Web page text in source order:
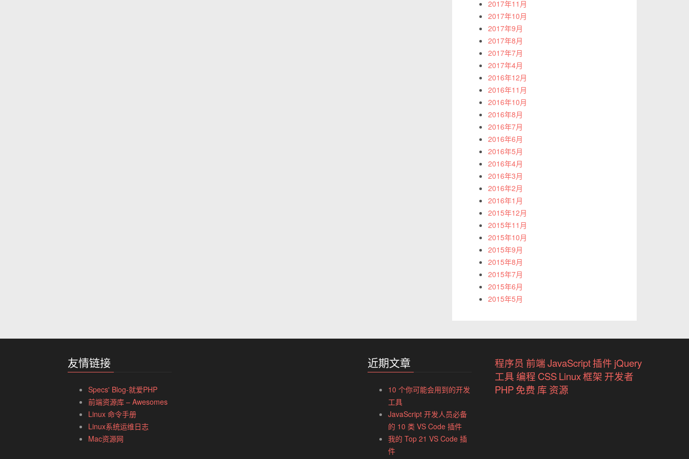
2017年11月
2017年10月
2017年9月
2017年8月
2017年7月
2017年4月
2016年12月
2016年11月
2016年10月
2016年8月
2016年7月
2016年6月
2016年5月
2016年4月
2016年3月
2016年2月
2016年1月
2015年12月
2015年11月
2015年10月
2015年9月
2015年8月
2015年7月
2015年6月
2015年5月
友情链接
Specs' Blog-就爱PHP
前端资源库 – Awesomes
Linux 命令手册
Linux系统运维日志
Mac资源网
近期文章
10 个你可能会用到的开发
工具
JavaScript 开发人员必备
的 10 类 VS Code 插件
我的 Top 21 VS Code 插
件
程序员 前端JavaScript插件 jQuery
工具编程 CSS Linux框架 开发者
PHP 免费 库 资源